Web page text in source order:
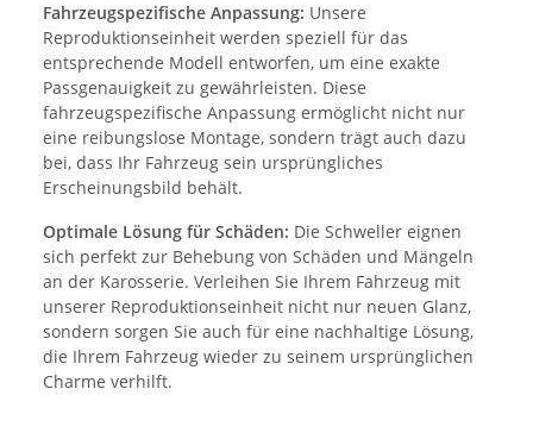
Fahrzeugspezifische Anpassung: Unsere
Reproduktionseinheit werden speziell für das
entsprechende Modell entworfen, um eine exakte
Passgenauigkeit zu gewährleisten. Diese
fahrzeugspezifische Anpassung ermöglicht nicht nur
eine reibungslose Montage, sondern trägt auch dazu
bei, dass Ihr Fahrzeug sein ursprüngliches
Erscheinungsbild behält.
Optimale Lösung für Schäden: Die Schweller eignen
sich perfekt zur Behebung von Schäden und Mängeln
an der Karosserie. Verleihen Sie Ihrem Fahrzeug mit
unserer Reproduktionseinheit nicht nur neuen Glanz,
sondern sorgen Sie auch für eine nachhaltige Lösung,
die Ihrem Fahrzeug wieder zu seinem ursprünglichen
Charme verhilft.